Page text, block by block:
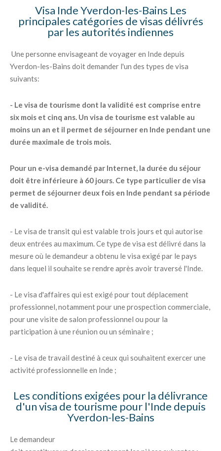
Visa Inde Yverdon-les-Bains Les
principales catégories de visas délivrés
par les autorités indiennes
Une personne envisageant de voyager en Inde depuis
Yverdon-les-Bains doit demander l'un des types de visa
suivants:
- Le visa de tourisme dont la validité est comprise entre
six mois et cinq ans. Un visa de tourisme est valable au
moins un an et il permet de séjourner en Inde pendant une
durée maximale de trois mois.
Pour un e-visa demandé par Internet, la durée du séjour
doit être inférieure à 60 jours. Ce type particulier de visa
permet de séjourner deux fois en Inde pendant sa période
de validité.
- Le visa de transit qui est valable trois jours et qui autorise
deux entrées au maximum. Ce type de visa est délivré dans la
mesure où le demandeur a obtenu le visa exigé par le pays
dans lequel il souhaite se rendre après avoir traversé l'Inde.
- Le visa d'affaires qui est exigé pour tout déplacement
professionnel, notamment pour une prospection commerciale,
pour une visite de salon professionnel ou pour la
participation à une réunion ou un séminaire ;
- Le visa de travail destiné à ceux qui souhaitent exercer une
activité professionnelle en Inde ;
Les conditions exigées pour la délivrance
d'un visa de tourisme pour l'Inde depuis
Yverdon-les-Bains
Le demandeur